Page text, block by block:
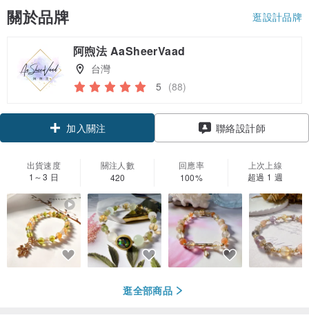
關於品牌 逛設計品牌
阿煦法 AaSheerVaad
台灣
5 (88)
加入關注
聯絡設計師
出貨速度
1～3 日
關注人數
420
回應率
100%
上次上線
超過 1 週
逛全部商品